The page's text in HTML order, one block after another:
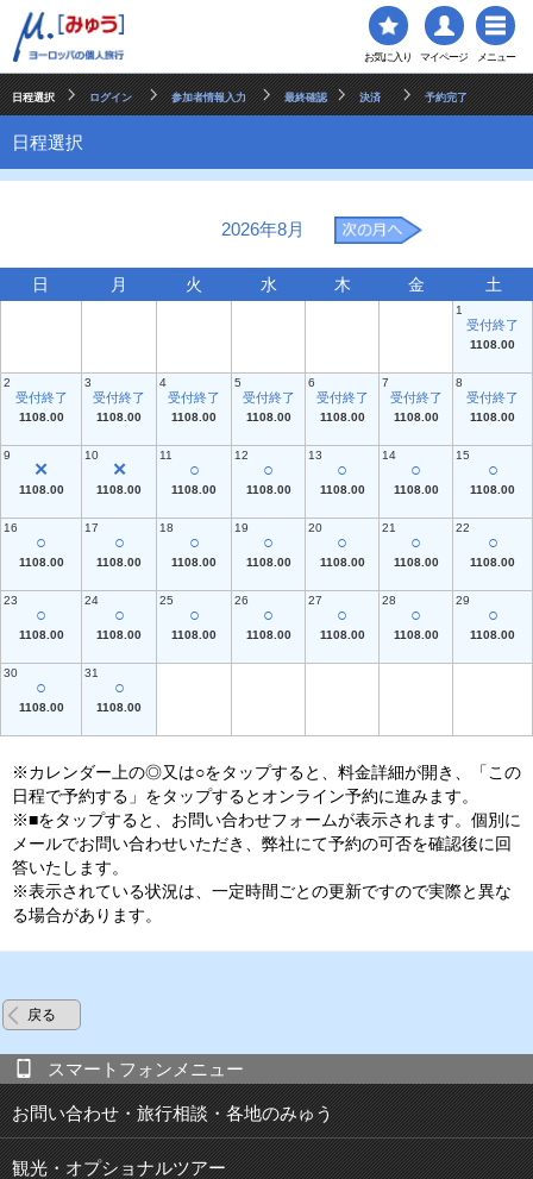
お気に入り マイページ メニュー
日程選択 ログイン 参加者情報入力 最終確認 決済 予約完了
日程選択
2026年8月
日 月 火 水 木 金 土
1
受付終了
1108.00
2
受付終了
1108.00
3
受付終了
1108.00
4
受付終了
1108.00
5
受付終了
1108.00
6
受付終了
1108.00
7
受付終了
1108.00
8
受付終了
1108.00
9
✕
1108.00
10
✕
1108.00
11
○
1108.00
12
○
1108.00
13
○
1108.00
14
○
1108.00
15
○
1108.00
16
○
1108.00
17
○
1108.00
18
○
1108.00
19
○
1108.00
20
○
1108.00
21
○
1108.00
22
○
1108.00
23
○
1108.00
24
○
1108.00
25
○
1108.00
26
○
1108.00
27
○
1108.00
28
○
1108.00
29
○
1108.00
30
○
1108.00
31
○
1108.00
※カレンダー上の◎又は○をタップすると、料金詳細が開き、「この
日程で予約する」をタップするとオンライン予約に進みます。
※■をタップすると、お問い合わせフォームが表示されます。個別に
メールでお問い合わせいただき、弊社にて予約の可否を確認後に回
答いたします。
※表示されている状況は、一定時間ごとの更新ですので実際と異な
る場合があります。
戻る
スマートフォンメニュー
お問い合わせ・旅行相談・各地のみゅう
観光・オプショナルツアー